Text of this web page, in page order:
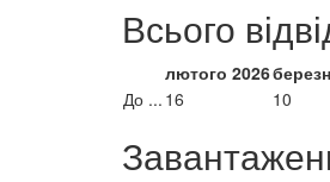
Всього
лютого 2026
До ... 16 10